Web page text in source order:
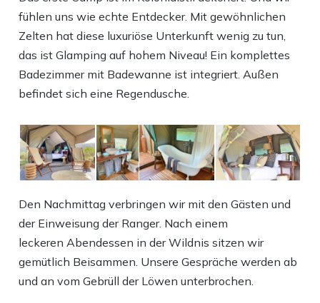
fühlen uns wie echte Entdecker. Mit gewöhnlichen
Zelten hat diese luxuriöse Unterkunft wenig zu tun,
das ist Glamping auf hohem Niveau! Ein komplettes
Badezimmer mit Badewanne ist integriert. Außen
befindet sich eine Regendusche.
Den Nachmittag verbringen wir mit den Gästen und
der Einweisung der Ranger. Nach einem
leckeren Abendessen in der Wildnis sitzen wir
gemütlich Beisammen. Unsere Gespräche werden ab
und an vom Gebrüll der Löwen unterbrochen.